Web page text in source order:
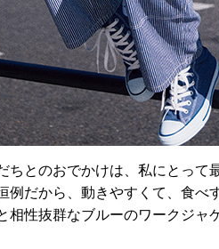
ちとのおでかけは、私にとっ
例だから、動きやすくて、食べ
相性抜群なブルーのワークジ